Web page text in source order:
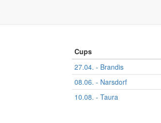
Cups
27.04. - Brandis
08.06. - Narsdorf
10.08. - Taura